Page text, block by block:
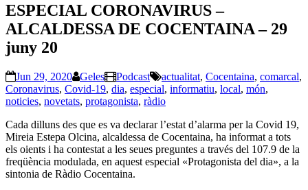
ESPECIAL CORONAVIRUS –
ALCALDESSA DE COCENTAINA – 29
juny 20
Jun 29, 2020 Geles Podcast actualitat, Cocentaina, comarcal,
Coronavirus, Covid-19, dia, especial, informatiu, local, món,
noticies, novetats, protagonista, ràdio
Cada dilluns des que es va declarar l’estat d’alarma per la Covid 19,
Mireia Estepa Olcina, alcaldessa de Cocentaina, ha informat a tots
els oients i ha contestat a les seues preguntes a través del 107.9 de la
freqüència modulada, en aquest especial «Protagonista del dia», a la
sintonia de Ràdio Cocentaina.